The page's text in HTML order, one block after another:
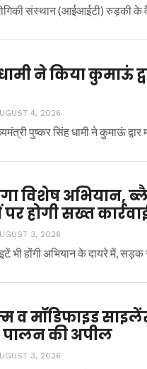
संस्थान (आईआईटी) रुड़की के
ने किया कुमाऊं
4, 2026
पुष्कर सिंह धामी ने कुमाऊं
विशेष अभियान,
होगी सख्त
3, 2026
भी होंगी अभियान के दायरे में, सड़क
मॉडिफाइड
पालन की अपील
3, 2026